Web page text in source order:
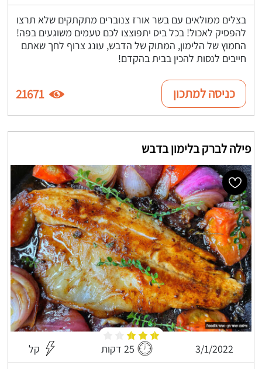
בצלים ממולאים עם בשר אורז צנוברים מתקתקים שלא תרצו
להפסיק לאכול! בכל ביס יתפוצצו לכם טעמים משוגעים בפה!
החמוץ של הלימון, המתוק של הדבש, עונג צרוף לחך שאתם
חייבים לנסות להכין בבית בהקדם!
כניסה למתכון 21671
פילה לברק בלימון בדבש
3/1/2022 25 דקות קל